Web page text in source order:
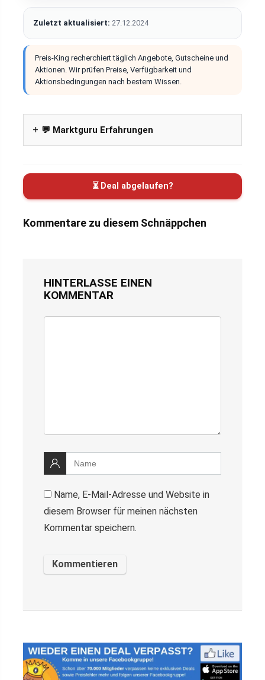
Zuletzt aktualisiert: 27.12.2024
Preis-King recherchiert täglich Angebote, Gutscheine und
Aktionen. Wir prüfen Preise, Verfügbarkeit und
Aktionsbedingungen nach bestem Wissen.
💬 Marktguru Erfahrungen
⏳ Deal abgelaufen?
Kommentare zu diesem Schnäppchen
HINTERLASSE EINEN
KOMMENTAR
Name, E-Mail-Adresse und Website in
diesem Browser für meinen nächsten
Kommentar speichern.